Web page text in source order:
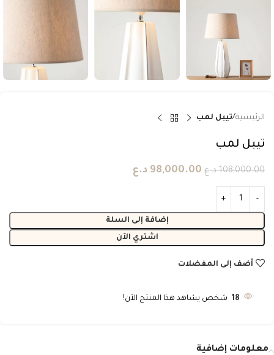
الرئيسية تيبل لمب
تيبل لمب
108,000.00 د.ع 98,000.00 د.ع
إضافة إلى السلة
اشتري الآن
أضف إلى المفضلات
18 شخص يشاهد هذا المنتج الآن!
معلومات إضافية